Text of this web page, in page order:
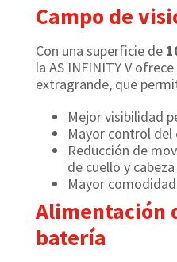
Campo de
Con una superficie de
la AS INFINITY V
extragrande, que
Mejor visibilidad
Mayor control
Reducción de
de cuello y cabeza
Mayor
Alimentación
batería